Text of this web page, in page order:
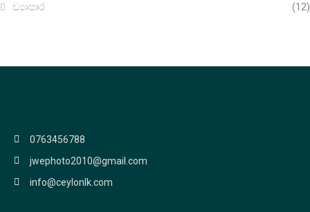
ව්‍යාපාර (12)
0763456788
jwephoto2010@gmail.com
info@ceylonlk.com